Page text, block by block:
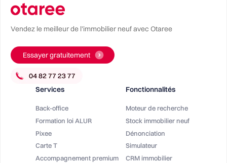
Vendez le meilleur de l’immobilier neuf avec Otaree
Essayer gratuitement
Services
Back-office
Formation loi ALUR
Pixee
Carte T
Accompagnement premium
Fonctionnalités
Moteur de recherche
Stock immobilier neuf
Dénonciation
Simulateur
CRM immobilier